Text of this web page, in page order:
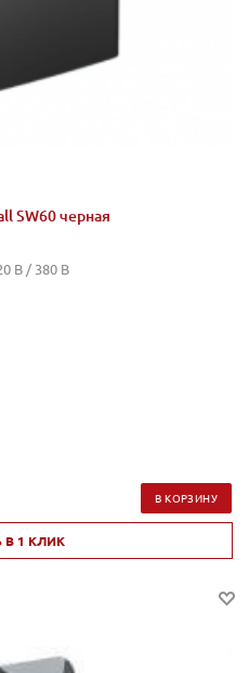
SW60 черная
В / 380 В
В КОРЗИНУ
В 1 КЛИК